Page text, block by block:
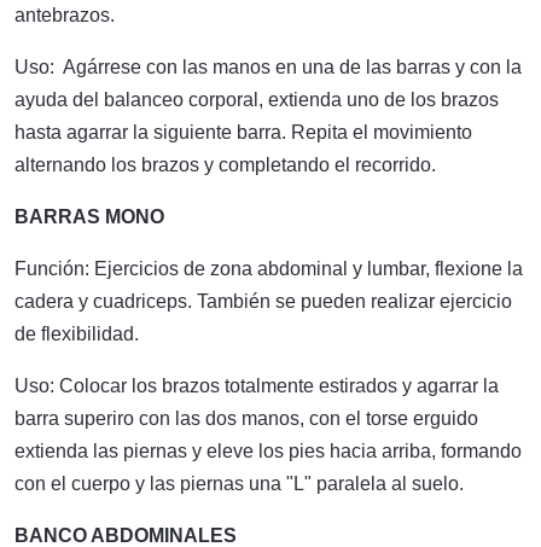
antebrazos.
Uso: Agárrese con las manos en una de las barras y con la
ayuda del balanceo corporal, extienda uno de los brazos
hasta agarrar la siguiente barra. Repita el movimiento
alternando los brazos y completando el recorrido.
BARRAS MONO
Función: Ejercicios de zona abdominal y lumbar, flexione la
cadera y cuadriceps. También se pueden realizar ejercicio
de flexibilidad.
Uso: Colocar los brazos totalmente estirados y agarrar la
barra superiro con las dos manos, con el torse erguido
extienda las piernas y eleve los pies hacia arriba, formando
con el cuerpo y las piernas una "L" paralela al suelo.
BANCO ABDOMINALES